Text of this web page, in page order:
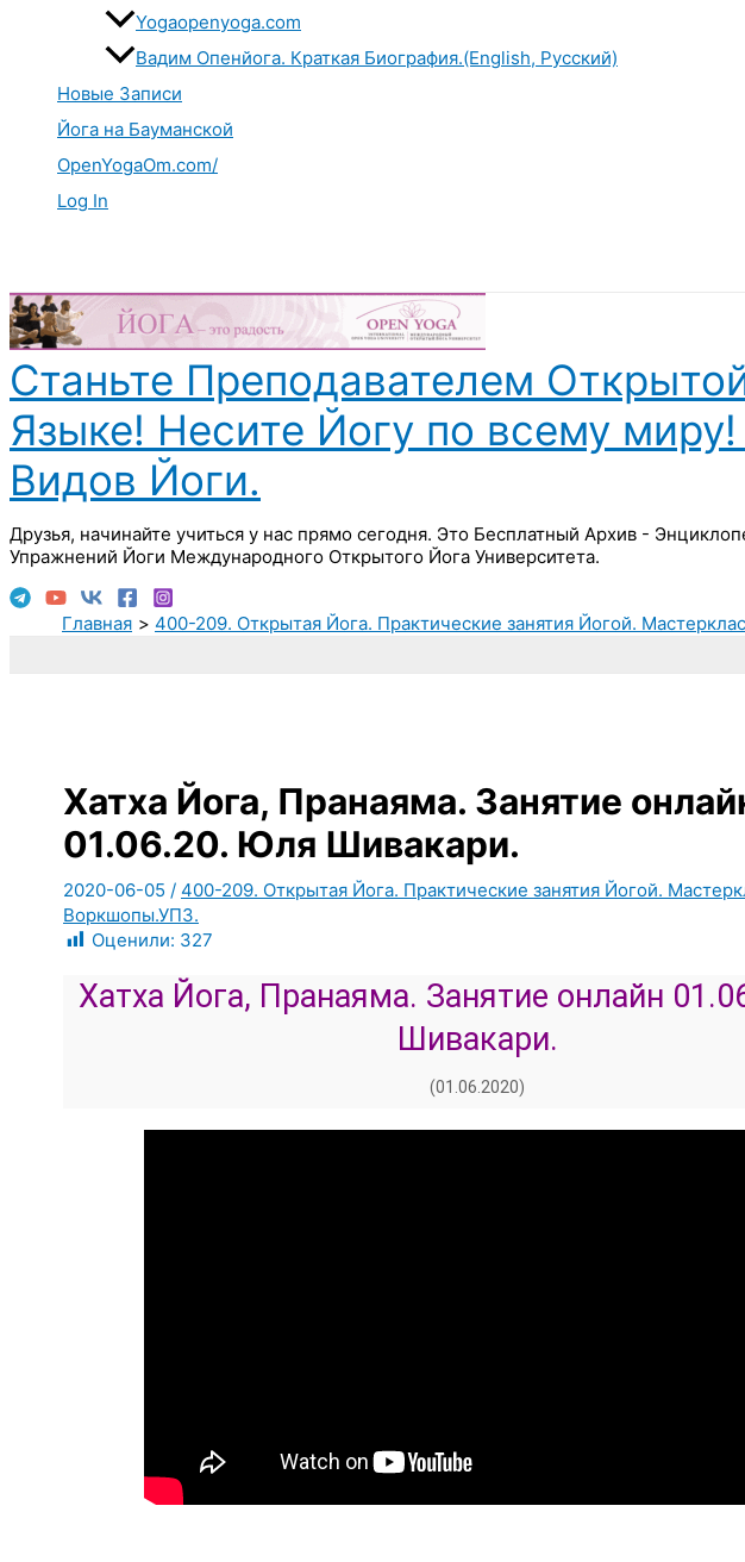
Yogaopenyoga.com
Вадим Опенйога. Краткая Биография.(English, Русский)
Новые Записи
Йога на Бауманской
OpenYogaOm.com/
Log In
Станьте Преподавателем
Языке! Несите Йогу по всему
Видов Йоги.
Друзья, начинайте учиться у нас прямо сегодня. Это Бесплатный Архив -
Упражнений Йоги Международного Открытого Йога Университета.
Главная 400-209. Открытая Йога. Практические занятия Йогой.
Хатха Йога, Пранаяма. Занятие
01.06.20. Юля Шивакари.
2020-06-05 / 400-209. Открытая Йога. Практические занятия Йогой.
Воркшопы.УПЗ.
Оценили: 327
Хатха Йога, Пранаяма. Занятие онлайн
Шивакари.
(01.06.2020)